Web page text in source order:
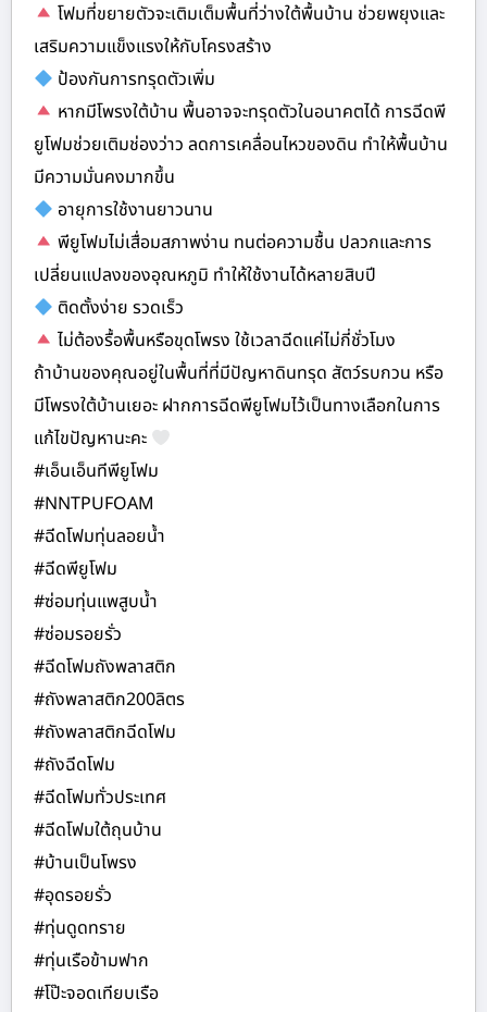
โฟมที่ขยายตัวจะเติมเต็มพื้นที่ว่างใต้พื้นบ้าน ช่วยพยุงและ
เสริมความแข็งแรงให้กับโครงสร้าง
ป้องกันการทรุดตัวเพิ่ม
หากมีโพรงใต้บ้าน พื้นอาจจะทรุดตัวในอนาคตได้ การฉีดพี
ยูโฟมช่วยเติมช่องว่าว ลดการเคลื่อนไหวของดิน ทำให้พื้นบ้าน
มีความมั่นคงมากขึ้น
อายุการใช้งานยาวนาน
พียูโฟมไม่เสื่อมสภาพง่าน ทนต่อความชื้น ปลวกและการ
เปลี่ยนแปลงของอุณหภูมิ ทำให้ใช้งานได้หลายสิบปี
ติดตั้งง่าย รวดเร็ว
ไม่ต้องรื้อพื้นหรือขุดโพรง ใช้เวลาฉีดแค่ไม่กี่ชั่วโมง
ถ้าบ้านของคุณอยู่ในพื้นที่ที่มีปัญหาดินทรุด สัตว์รบกวน หรือ
มีโพรงใต้บ้านเยอะ ฝากการฉีดพียูโฟมไว้เป็นทางเลือกในการ
แก้ไขปัญหานะคะ
#เอ็นเอ็นทีพียูโฟม
#NNTPUFOAM
#ฉีดโฟมทุ่นลอยน้ำ
#ฉีดพียูโฟม
#ซ่อมทุ่นแพสูบน้ำ
#ซ่อมรอยรั่ว
#ฉีดโฟมถังพลาสติก
#ถังพลาสติก200ลิตร
#ถังพลาสติกฉีดโฟม
#ถังฉีดโฟม
#ฉีดโฟมทั่วประเทศ
#ฉีดโฟมใต้ถุนบ้าน
#บ้านเป็นโพรง
#อุดรอยรั่ว
#ทุ่นดูดทราย
#ทุ่นเรือข้ามฟาก
#โป๊ะจอดเทียบเรือ